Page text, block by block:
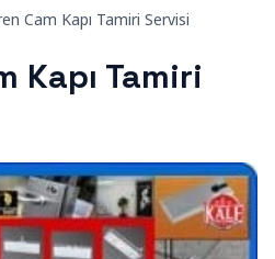
Cam Kapı Tamiri Servisi
Kapı Tamiri